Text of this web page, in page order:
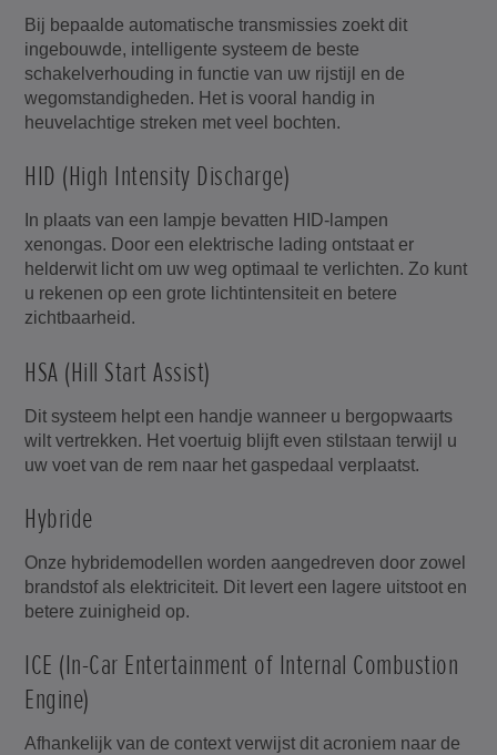
Bij bepaalde automatische transmissies zoekt dit
ingebouwde, intelligente systeem de beste
schakelverhouding in functie van uw rijstijl en de
wegomstandigheden. Het is vooral handig in
heuvelachtige streken met veel bochten.
HID (High Intensity Discharge)
In plaats van een lampje bevatten HID-lampen
xenongas. Door een elektrische lading ontstaat er
helderwit licht om uw weg optimaal te verlichten. Zo kunt
u rekenen op een grote lichtintensiteit en betere
zichtbaarheid.
HSA (Hill Start Assist)
Dit systeem helpt een handje wanneer u bergopwaarts
wilt vertrekken. Het voertuig blijft even stilstaan terwijl u
uw voet van de rem naar het gaspedaal verplaatst.
Hybride
Onze hybridemodellen worden aangedreven door zowel
brandstof als elektriciteit. Dit levert een lagere uitstoot en
betere zuinigheid op.
ICE (In-Car Entertainment of Internal Combustion
Engine)
Afhankelijk van de context verwijst dit acroniem naar de